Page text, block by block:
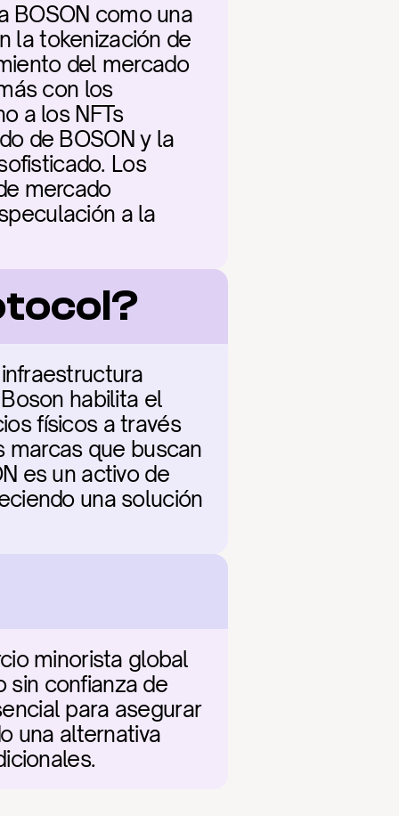
BOSON como una
la tokenización de
del mercado
con los
a los NFTs
de BOSON y la
Los
mercado
a la
habilita el
físicos a través
marcas que buscan
es un activo de
una solución
minorista global
sin confianza de
para asegurar
una alternativa